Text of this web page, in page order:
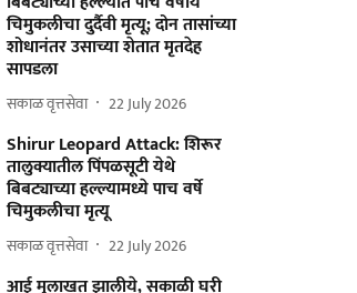
चिमुकलीचा दुर्दैवी मृत्यू; दोन तासांच्या
शोधानंतर उसाच्या शेतात मृतदेह
सापडला
सकाळ वृत्तसेवा 22 July 2026
Shirur Leopard Attack: शिरूर
तालुक्यातील पिंपळसूटी येथे
बिबट्याच्या हल्ल्यामध्ये पाच वर्षे
चिमुकलीचा मृत्यू
सकाळ वृत्तसेवा 22 July 2026
आई मुलाखत झालीये, सकाळी घरी